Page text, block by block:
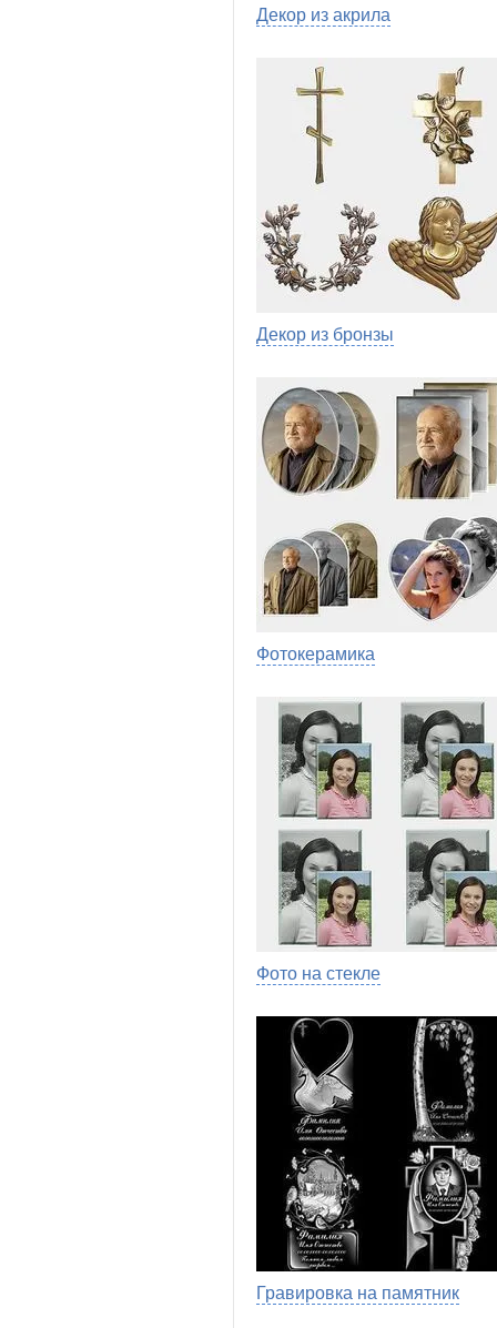
Декор из акрила
Декор из бронзы
Фотокерамика
Фото на стекле
Гравировка на памятник